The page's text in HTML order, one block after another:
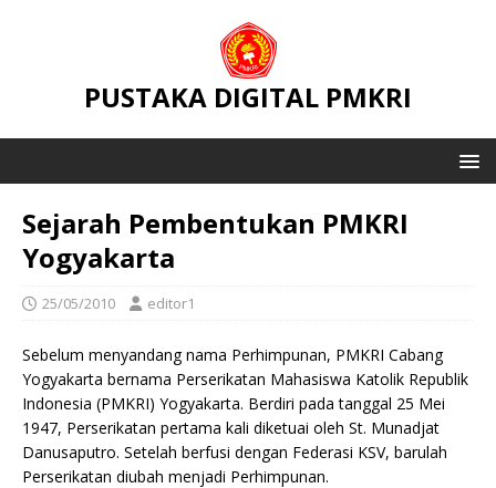
PUSTAKA DIGITAL PMKRI
Sejarah Pembentukan PMKRI
Yogyakarta
25/05/2010 editor1
Sebelum menyandang nama Perhimpunan, PMKRI Cabang
Yogyakarta bernama Perserikatan Mahasiswa Katolik Republik
Indonesia (PMKRI) Yogyakarta. Berdiri pada tanggal 25 Mei
1947, Perserikatan pertama kali diketuai oleh St. Munadjat
Danusaputro. Setelah berfusi dengan Federasi KSV, barulah
Perserikatan diubah menjadi Perhimpunan.